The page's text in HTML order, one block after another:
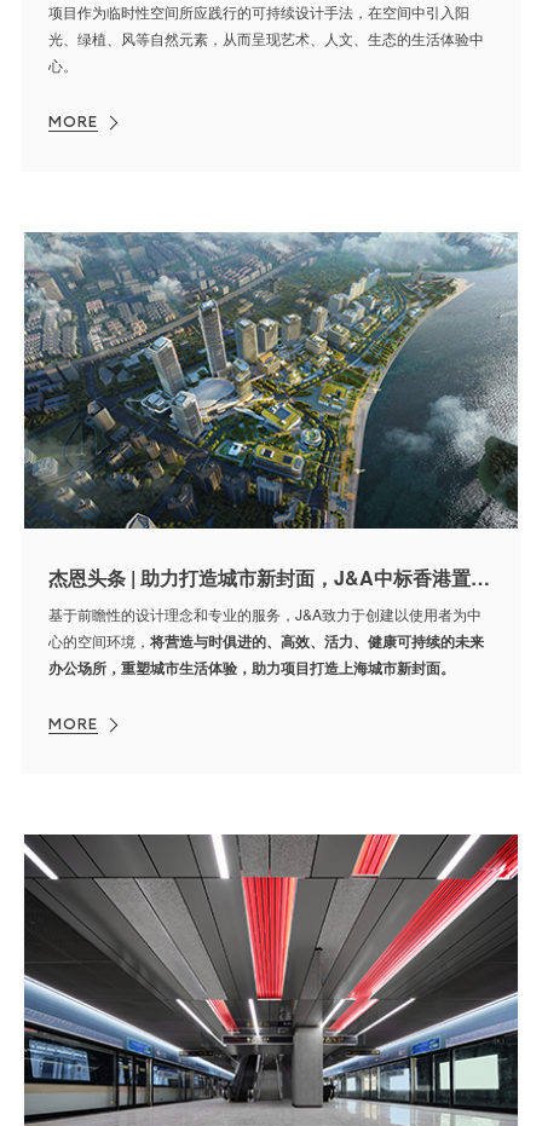
项目作为临时性空间所应践行的可持续设计手法，在空间中引入阳
光、绿植、风等自然元素，从而呈现艺术、人文、生态的生活体验中
心。
MORE
杰恩头条 | 助力打造城市新封面，J&A中标香港置地上海徐汇西岸金融城项目
基于前瞻性的设计理念和专业的服务，J&A致力于创建以使用者为中
心的空间环境， 将营造与时俱进的、高效、活力、健康可持续的未来
办公场所，重塑城市生活体验，助力项目打造上海城市新封面。
MORE